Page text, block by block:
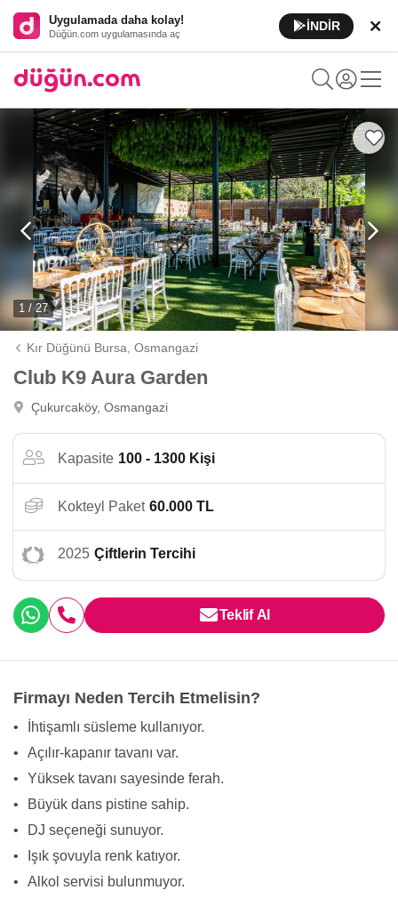
Uygulamada daha kolay!
Düğün.com uygulamasında aç
İNDİR
1 / 27
Kır Düğünü Bursa,Osmangazi
Club K9 Aura Garden
Çukurcaköy, Osmangazi
Kapasite 100 - 1300 Kişi
Kokteyl Paket 60.000 TL
2025 Çiftlerin Tercihi
Teklif Al
Firmayı Neden Tercih Etmelisin?
•
İhtişamlı süsleme kullanıyor.
•
Açılır-kapanır tavanı var.
•
Yüksek tavanı sayesinde ferah.
•
Büyük dans pistine sahip.
•
DJ seçeneği sunuyor.
•
Işık şovuyla renk katıyor.
•
Alkol servisi bulunmuyor.